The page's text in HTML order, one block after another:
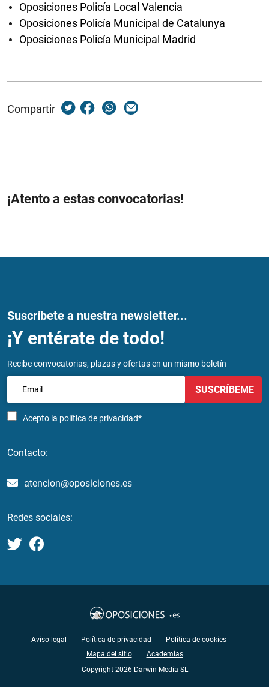
Oposiciones Policía Local Valencia
Oposiciones Policía Municipal de Catalunya
Oposiciones Policía Municipal Madrid
Compartir
¡Atento a estas convocatorias!
Suscríbete a nuestra newsletter...
¡Y entérate de todo!
Recibe convocatorias, plazas y ofertas en un mismo boletín
Acepto la política de privacidad*
SUSCRÍBEME
Contacto:
atencion@oposiciones.es
Redes sociales:
Aviso legal Política de privacidad
Política de cookies
Mapa del sitio
Academias
Copyright 2026 Darwin Media SL